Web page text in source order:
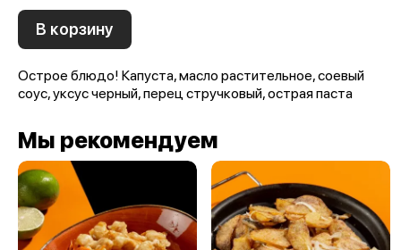
В корзину
Острое блюдо! Капуста, масло растительное, соевый
соус, уксус черный, перец стручковый, острая паста
Мы рекомендуем